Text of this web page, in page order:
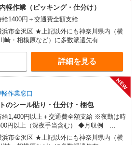
軽作業（ピッキング・仕分け）
給1400円＋交通費全額支給
浜市金沢区 ★上記以外にも神奈川県内（横
崎・相模原など）に多数派遣先有
詳細を見る
作業窓口
NEW
のシール貼り・仕分け・梱包
給1,400円以上＋交通費全額支給 ※夜勤は時
円以上（深夜手当含む） ◆月収例
円 （日勤シフト10時〜19時 週5日勤務の
時給1,400円×8h×22日勤務
浜市金沢区 ★上記以外にも神奈川県内（横